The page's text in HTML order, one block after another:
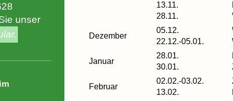
13.11.
28.11.
Dezember
05.12.
22.12.-05.01.
Januar
28.01.
30.01.
Februar
02.02.-03.02.
13.02.
unser